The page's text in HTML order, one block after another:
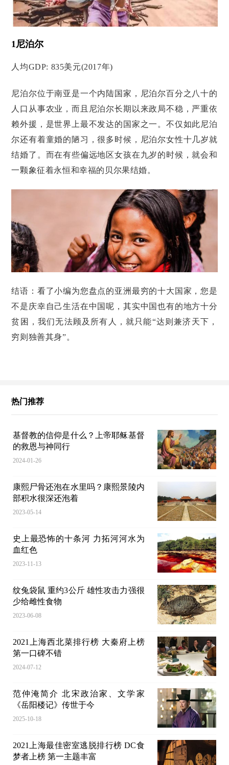
1尼泊尔
人均GDP: 835美元(2017年)
尼泊尔位于南亚是一个内陆国家，尼泊尔百分之八十的
人口从事农业，而且尼泊尔长期以来政局不稳，严重依
赖外援，是世界上最不发达的国家之一。不仅如此尼泊
尔还有着童婚的陋习，很多时候，尼泊尔女性十几岁就
结婚了。而在有些偏远地区女孩在九岁的时候，就会和
一颗象征着永恒和幸福的贝尔果结婚。
结语：看了小编为您盘点的亚洲最穷的十大国家，您是
不是庆幸自己生活在中国呢，其实中国也有的地方十分
贫困，我们无法顾及所有人，就只能“达则兼济天下，
穷则独善其身”。
热门推荐
基督教的信仰是什么？上帝耶稣基督
的救恩与神同行
2024-01-26
康熙尸骨还泡在水里吗？康熙景陵内
部积水很深还泡着
2023-05-14
史上最恐怖的十条河 力拓河河水为
血红色
2023-11-13
纹兔袋鼠 重约3公斤 雄性攻击力强很
少给雌性食物
2023-06-08
2021上海西北菜排行榜 大秦府上榜
第一口碑不错
2024-07-12
范仲淹简介 北宋政治家、文学家
《岳阳楼记》传世于今
2025-10-18
2021上海最佳密室逃脱排行榜 DC食
梦者上榜 第一主题丰富